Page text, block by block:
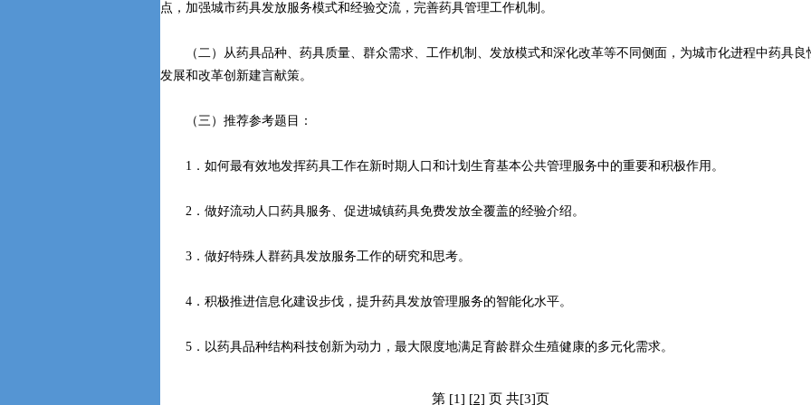
点，加强城市药具发放服务模式和经验交流，完善药具管理工作机制。
（二）从药具品种、药具质量、群众需求、工作机制、发放模式和深化改革等不同侧面，为城市化进程中药具良
发展和改革创新建言献策。
（三）推荐参考题目：
1．如何最有效地发挥药具工作在新时期人口和计划生育基本公共管理服务中的重要和积极作用。
2．做好流动人口药具服务、促进城镇药具免费发放全覆盖的经验介绍。
3．做好特殊人群药具发放服务工作的研究和思考。
4．积极推进信息化建设步伐，提升药具发放管理服务的智能化水平。
5．以药具品种结构科技创新为动力，最大限度地满足育龄群众生殖健康的多元化需求。
第 [1] [2] 页 共[3]页